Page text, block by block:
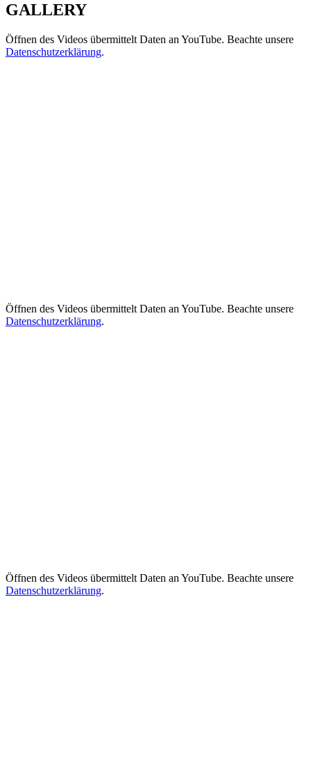
GALLERY
Öffnen des Videos übermittelt Daten an YouTube. Beachte unsere
Datenschutzerklärung.
Öffnen des Videos übermittelt Daten an YouTube. Beachte unsere
Datenschutzerklärung.
Öffnen des Videos übermittelt Daten an YouTube. Beachte unsere
Datenschutzerklärung.